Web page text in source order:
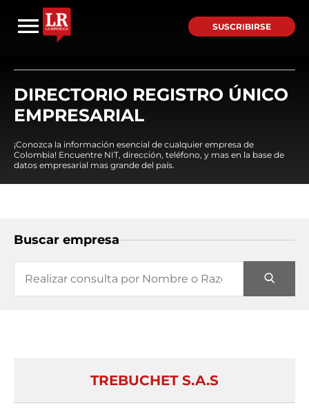
SUSCRIBIRSE
DIRECTORIO REGISTRO ÚNICO
EMPRESARIAL
¡Conozca la información esencial de cualquier empresa de
Colombia! Encuentre NIT, dirección, teléfono, y mas en la base de
datos empresarial mas grande del país.
Buscar empresa
TREBUCHET S.A.S